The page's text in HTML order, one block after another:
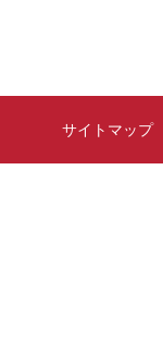
サイトマップ